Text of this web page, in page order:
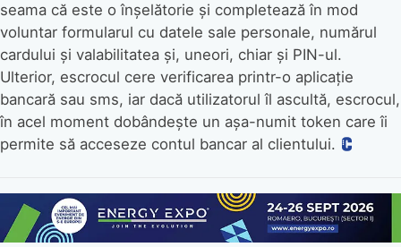
seama că este o înșelătorie și completează în mod
voluntar formularul cu datele sale personale, numărul
cardului și valabilitatea și, uneori, chiar și PIN-ul.
Ulterior, escrocul cere verificarea printr-o aplicație
bancară sau sms, iar dacă utilizatorul îl ascultă, escrocul,
în acel moment dobândește un așa-numit token care îi
permite să acceseze contul bancar al clientului.